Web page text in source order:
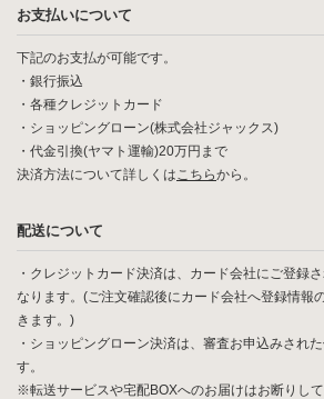
お支払いについて
下記のお支払が可能です。
・銀行振込
・各種クレジットカード
・ショッピングローン(株式会社ジャックス)
・代金引換(ヤマト運輸)20万円まで
決済方法について詳しくはこちらから。
配送について
・クレジットカード決済は、カード会社にご登録
なります。(ご注文確認後にカード会社へ登録情報
きます。)
・ショッピングローン決済は、審査お申込みされ
す。
※転送サービスや宅配BOXへのお届けはお断りして